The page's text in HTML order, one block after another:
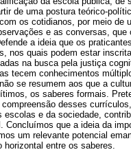
de uma postura teórico-
os cotidianos, por meio de
e as conversas, que
a ideia que os
nos quais podem estar
na busca pela justiça
tecem conhecimentos
se resumem aos que a
os saberes formais.
desses
escolas e da sociedade,
Concluímos que a ideia da
um relevante potencial
horizontal entre os saberes.